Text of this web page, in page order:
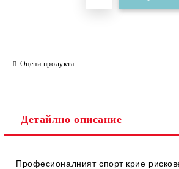
Оцени продукта
Детайлно описание
Професионалният спорт крие